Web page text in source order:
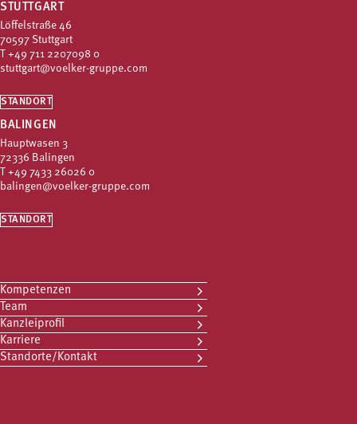
STUTTGART
Löffelstraße 46
70597 Stuttgart
+49 711 2207098 0
stuttgart@voelker-gruppe.com
STANDORT
BALINGEN
Hauptwasen 3
72336 Balingen
+49 7433 26026 0
balingen@voelker-gruppe.com
STANDORT
Kompetenzen
Team
Kanzleiprofil
Karriere
Standorte/Kontakt